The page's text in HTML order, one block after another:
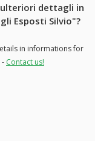
dettagli in
Esposti Silvio"?
in informations for
- Contact us!